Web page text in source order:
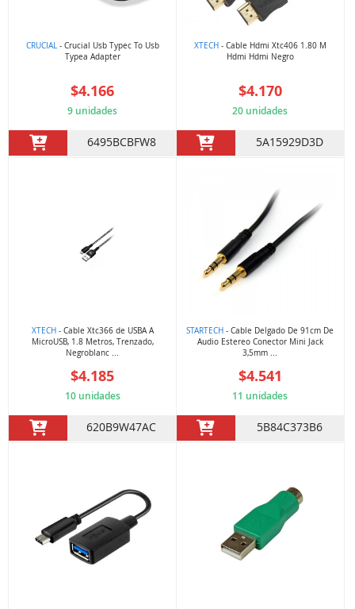
CRUCIAL- Crucial Usb Typec To Usb
Typea Adapter
$4.166
9 unidades
6495BCBFW8
XTECH- Cable Hdmi Xtc406 1.80 M
Hdmi Hdmi Negro
$4.170
20 unidades
5A15929D3D
XTECH- Cable Xtc366 de USBA A
MicroUSB, 1.8 Metros, Trenzado,
Negroblanc ...
$4.185
10 unidades
620B9W47AC
STARTECH - Cable Delgado De 91cm De
Audio Estereo Conector Mini Jack
3,5mm ...
$4.541
11 unidades
5B84C373B6